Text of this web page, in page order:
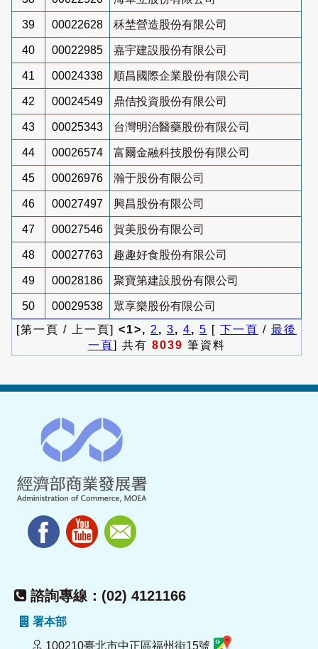
39 00022628 秝埜營造股份有限公司
40 00022985 嘉宇建設股份有限公司
41 00024338 順昌國際企業股份有限公司
42 00024549 鼎佶投資股份有限公司
43 00025343 台灣明治醫藥股份有限公司
44 00026574 富爾金融科技股份有限公司
45 00026976 瀚于股份有限公司
46 00027497 興昌股份有限公司
47 00027546 賀美股份有限公司
48 00027763 趣趣好食股份有限公司
49 00028186 聚寶第建設股份有限公司
50 00029538
眾享樂股份有限公司
[第一頁 / 上一頁] <1>, 2 , 3, 4, 5 [ 下一頁 / 最後
一頁] 共有 8039 筆資料
諮詢專線：(02) 4121166
署本部
100210臺北市中正區福州街15號